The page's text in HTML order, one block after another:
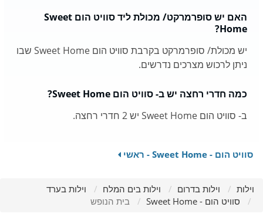
האם יש סופרמרקט/ מכולת ליד סוויט הום Sweet
Home?
יש מכולת/ סופרמרקט בקרבת סוויט הום Sweet Home שבו
ניתן לרכוש מצרכים נדרשים.
כמה חדרי רחצה יש ב- סוויט הום Sweet Home?
ב- סוויט הום Sweet Home יש 2 חדרי רחצה.
סוויט הום - Sweet Home - ראשי
וילות וילות בדרום וילות בים המלח
וילות בערד
סוויט הום - Sweet Home
בית הנופש